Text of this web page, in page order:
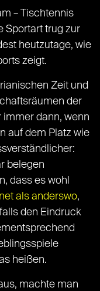
– Tischtennis
Sportart trug zur
heutzutage, wie
zeigt.
Zeit und
der
immer dann, wenn
auf dem Platz wie
belegen
dass es wohl
als anderswo,
den Eindruck
heißen.
machte man